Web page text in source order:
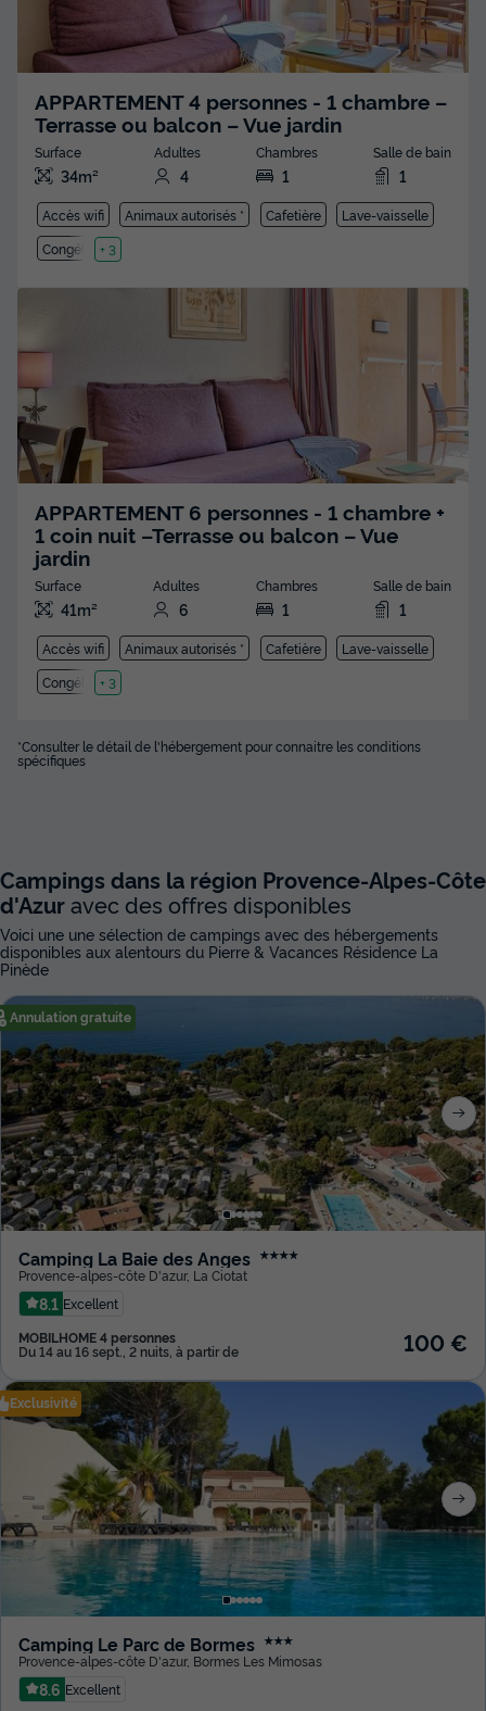
APPARTEMENT 4 personnes - 1 chambre –
Terrasse ou balcon – Vue jardin
Surface
34m²
Adultes
4
Chambres
1
Salle de bain
1
Accès wifi Animaux autorisés * Cafetière
Lave-vaisselle
Congélateur
+ 3
APPARTEMENT 6 personnes - 1 chambre +
1 coin nuit –Terrasse ou balcon – Vue
jardin
Surface
41m²
Adultes
6
Chambres
1
Salle de bain
1
Accès wifi Animaux autorisés * Cafetière
Lave-vaisselle
Congélateur
+ 3
*Consulter le détail de l'hébergement pour connaitre les conditions
spécifiques
Campings dans la région Provence-Alpes-Côte
d'Azuravec des offres disponibles
Voici une une sélection de campings avec des hébergements
disponibles aux alentours du Pierre & Vacances Résidence La
Pinède
Annulation gratuite
Camping La Baie des Anges ★★★★
Provence-alpes-côte D'azur, La Ciotat
8.1 Excellent
MOBILHOME 4 personnes
Du 14 au 16 sept., 2 nuits, à partir de 100 €
Exclusivité
Camping Le Parc de Bormes ★★★
Provence-alpes-côte D'azur, Bormes Les Mimosas
8.6 Excellent